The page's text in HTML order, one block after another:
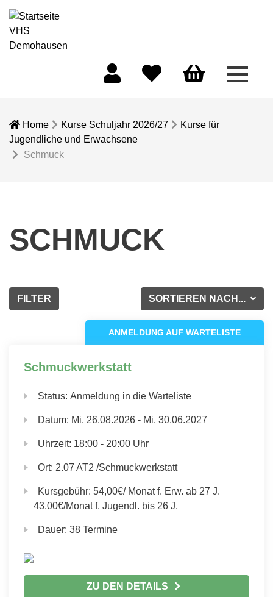
Menü
Home Kurse Schuljahr 2026/27
Kurse für
Jugendliche und Erwachsene
Schmuck
SCHMUCK
SORTIEREN NACH...
FILTER
ANMELDUNG AUF WARTELISTE
Schmuckwerkstatt
Status:Anmeldung in die Warteliste
Datum: Mi. 26.08.2026 - Mi. 30.06.2027
Uhrzeit: 18:00 - 20:00 Uhr
Ort: 2.07 AT2 /Schmuckwerkstatt
Kursgebühr:54,00€/ Monat f. Erw. ab 27 J.
43,00€/Monat f. Jugendl. bis 26 J.
Dauer:38 Termine
ZU DEN DETAILS